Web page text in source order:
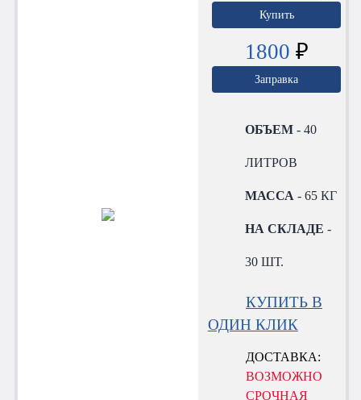
Купить
1800 ₽
Заправка
ОБЪЕМ - 40
ЛИТРОВ
МАССА - 65 КГ
НА СКЛАДЕ -
30 ШТ.
КУПИТЬ В
ОДИН КЛИК
ДОСТАВКА:
ВОЗМОЖНО
СРОЧНАЯ